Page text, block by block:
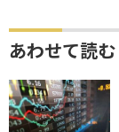
あわせて読む